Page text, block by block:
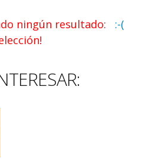
ningún resultado: :-(